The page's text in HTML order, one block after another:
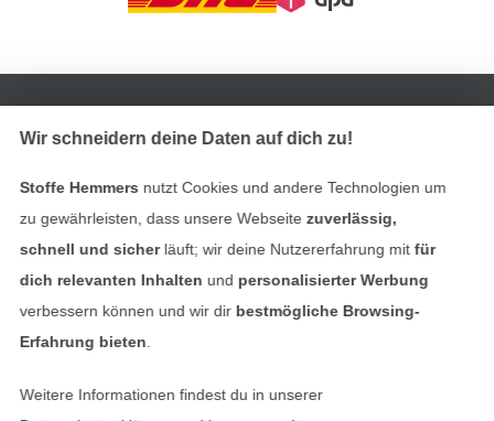
Impressum
AGB
Datenschutz
Wir schneidern deine Daten auf dich zu!
Stoffe Hemmers nutzt Cookies und andere Technologien um
zu gewährleisten, dass unsere Webseite zuverlässig,
schnell und sicherläuft; wir deine Nutzererfahrung mitfür
dich relevanten Inhalten und personalisierter Werbung
verbessern können und wir dir bestmögliche Browsing-
Erfahrung bieten
Weitere Informationen findest du in unserer